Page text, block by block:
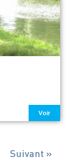
Voir
Suivant »